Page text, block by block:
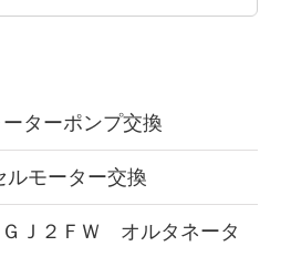
ターポンプ交換
モーター交換
Ｊ２ＦＷ オルタネータ